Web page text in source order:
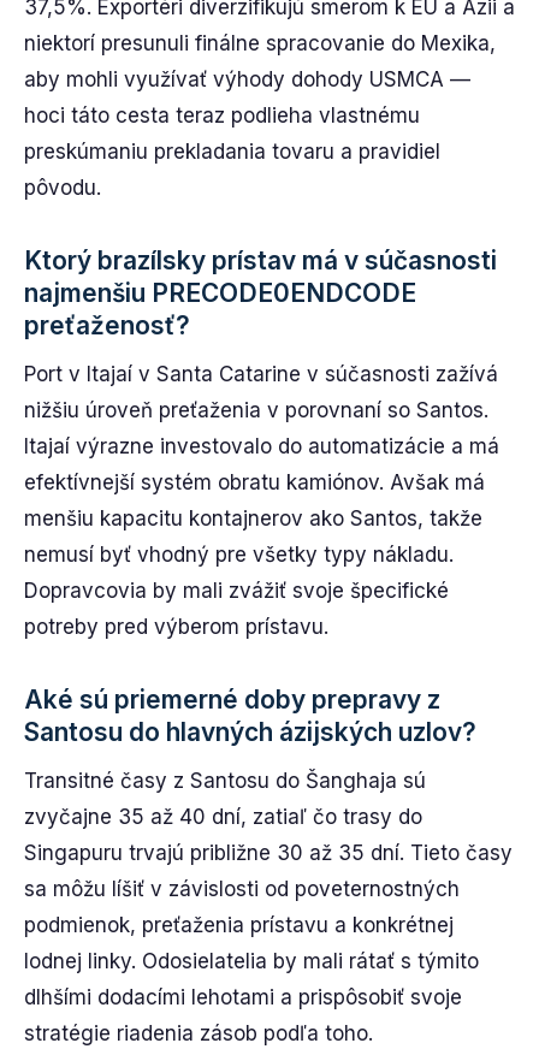
37,5%. Exportéri diverzifikujú smerom k EÚ a Ázii a
niektorí presunuli finálne spracovanie do Mexika,
aby mohli využívať výhody dohody USMCA —
hoci táto cesta teraz podlieha vlastnému
preskúmaniu prekladania tovaru a pravidiel
pôvodu.
Ktorý brazílsky prístav má v súčasnosti
najmenšiu PRECODE0ENDCODE
preťaženosť?
Port v Itajaí v Santa Catarine v súčasnosti zažívá
nižšiu úroveň preťaženia v porovnaní so Santos.
Itajaí výrazne investovalo do automatizácie a má
efektívnejší systém obratu kamiónov. Avšak má
menšiu kapacitu kontajnerov ako Santos, takže
nemusí byť vhodný pre všetky typy nákladu.
Dopravcovia by mali zvážiť svoje špecifické
potreby pred výberom prístavu.
Aké sú priemerné doby prepravy z
Santosu do hlavných ázijských uzlov?
Transitné časy z Santosu do Šanghaja sú
zvyčajne 35 až 40 dní, zatiaľ čo trasy do
Singapuru trvajú približne 30 až 35 dní. Tieto časy
sa môžu líšiť v závislosti od poveternostných
podmienok, preťaženia prístavu a konkrétnej
lodnej linky. Odosielatelia by mali rátať s týmito
dlhšími dodacími lehotami a prispôsobiť svoje
stratégie riadenia zásob podľa toho.